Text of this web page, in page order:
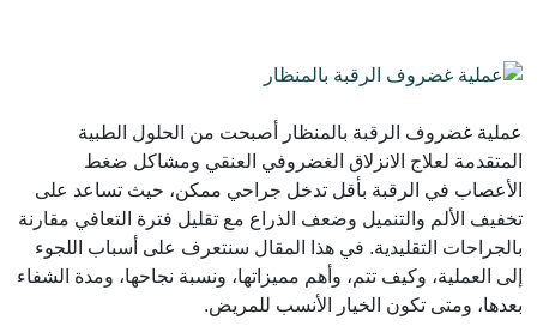
عملية غضروف الرقبة بالمنظار أصبحت من الحلول الطبية
المتقدمة لعلاج الانزلاق الغضروفي العنقي ومشاكل ضغط
الأعصاب في الرقبة بأقل تدخل جراحي ممكن، حيث تساعد على
تخفيف الألم والتنميل وضعف الذراع مع تقليل فترة التعافي مقارنة
بالجراحات التقليدية. في هذا المقال سنتعرف على أسباب اللجوء
إلى العملية، وكيف تتم، وأهم مميزاتها، ونسبة نجاحها، ومدة الشفاء
بعدها، ومتى تكون الخيار الأنسب للمريض.